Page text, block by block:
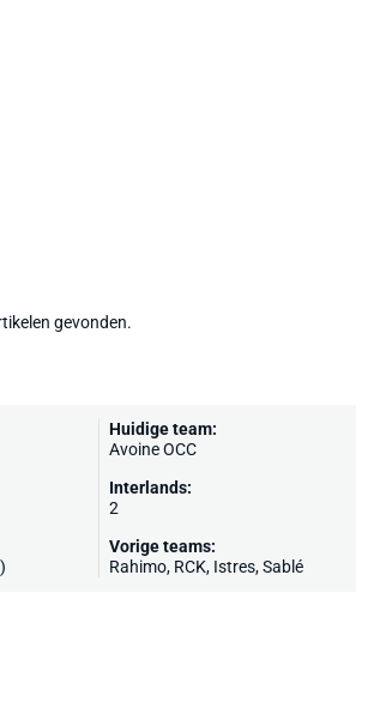
gevonden.
Huidige team:
Avoine OCC
Interlands:
2
Vorige teams:
Rahimo, RCK, Istres,Sablé